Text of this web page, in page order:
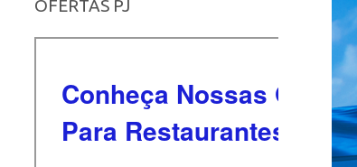
OFERTAS PJ